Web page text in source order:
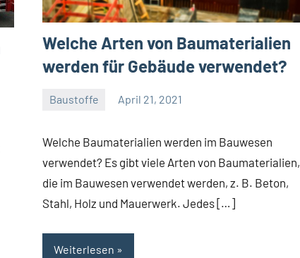
Welche Arten von Baumaterialien
werden für Gebäude verwendet?
Baustoffe April 21, 2021
Welche Baumaterialien werden im Bauwesen
verwendet? Es gibt viele Arten von Baumaterialien,
die im Bauwesen verwendet werden, z. B. Beton,
Stahl, Holz und Mauerwerk. Jedes […]
Weiterlesen